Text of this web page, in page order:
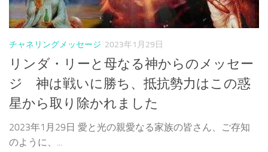
チャネリングメッセージ 2023年1月29日
リンダ・リーと母なる神からのメッセー
ジ 神は戦いに勝ち、抵抗勢力はこの惑
星から取り除かれました
2023年1月29日 愛と光の親愛なる家族の皆さん、ご存知
のように、...